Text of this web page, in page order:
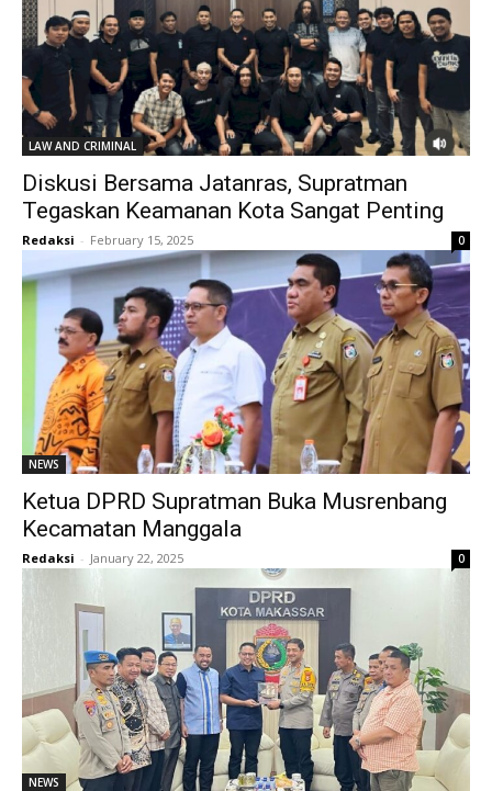
LAW AND CRIMINAL
Diskusi Bersama Jatanras, Supratman
Tegaskan Keamanan Kota Sangat Penting
Redaksi - February 15, 2025 0
NEWS
Ketua DPRD Supratman Buka Musrenbang
Kecamatan Manggala
Redaksi - January 22, 2025 0
NEWS